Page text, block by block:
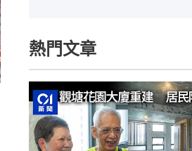
熱門文章